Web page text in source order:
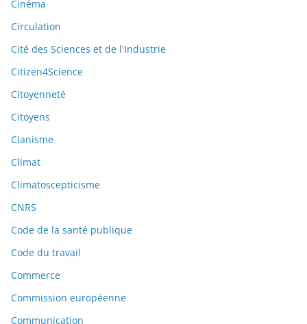
Cinéma
Circulation
Cité des Sciences et de l'Industrie
Citizen4Science
Citoyenneté
Citoyens
Clanisme
Climat
Climatoscepticisme
CNRS
Code de la santé publique
Code du travail
Commerce
Commission européenne
Communication